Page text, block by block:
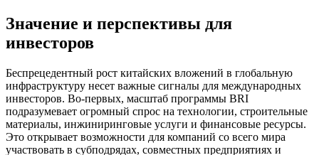
Значение и перспективы для
инвесторов
Беспрецедентный рост китайских вложений в глобальную
инфраструктуру несет важные сигналы для международных
инвесторов. Во-первых, масштаб программы BRI
подразумевает огромный спрос на технологии, строительные
материалы, инжиниринговые услуги и финансовые ресурсы.
Это открывает возможности для компаний со всего мира
участвовать в субподрядах, совместных предприятиях и